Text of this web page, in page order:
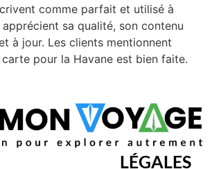
comme parfait et utilisé à
sa qualité, son contenu
à jour. Les clients mentionnent
pour la Havane est bien faite.
LÉGALES